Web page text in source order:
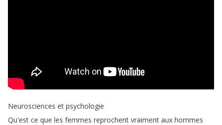
Neurosciences et psychologie
Qu'est ce que les femmes reprochent vraiment aux hommes